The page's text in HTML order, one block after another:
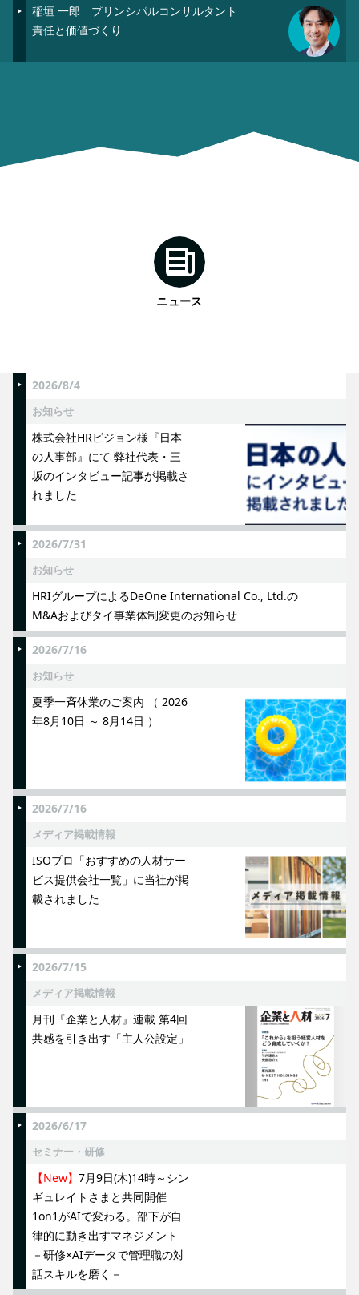
稲垣 一郎
プリンシパルコンサルタント
責任と価値づくり
ニュース
2026/8/4
お知らせ
株式会社HRビジョン様『日本
の人事部』にて 弊社代表・三
坂のインタビュー記事が掲載さ
れました
2026/7/31
お知らせ
HRIグループによるDeOne International Co., Ltd.の
M&Aおよびタイ事業体制変更のお知らせ
2026/7/16
お知らせ
夏季一斉休業のご案内 （ 2026
年8月10日 ～ 8月14日 ）
2026/7/16
メディア掲載情報
ISOプロ「おすすめの人材サー
ビス提供会社一覧」に当社が掲
載されました
2026/7/15
メディア掲載情報
月刊『企業と人材』連載 第4回
共感を引き出す「主人公設定」
2026/6/17
セミナー・研修
【New】 7月9日(木)14時～シン
ギュレイトさまと共同開催
1on1がAIで変わる。部下が自
律的に動き出すマネジメント
－研修×AIデータで管理職の対
話スキルを磨く－